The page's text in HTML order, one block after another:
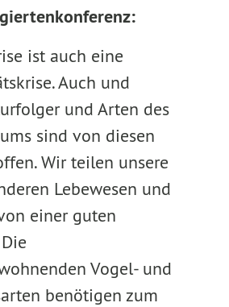
ist auch eine
Auch und
und Arten des
sind von diesen
Wir teilen unsere
Lebewesen und
einer guten
Vogel- und
benötigen zum